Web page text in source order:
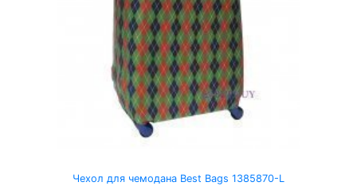
Чехол для чемодана Best Bags 1385870-L